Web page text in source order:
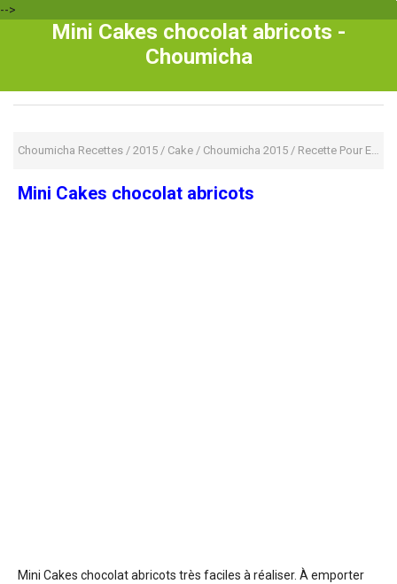
-->
Mini Cakes chocolat abricots -
Choumicha
Choumicha Recettes / 2015 / Cake / Choumicha 2015 / Recette Pour Enfant
Mini Cakes chocolat abricots
Mini Cakes chocolat abricots très faciles à réaliser. À emporter